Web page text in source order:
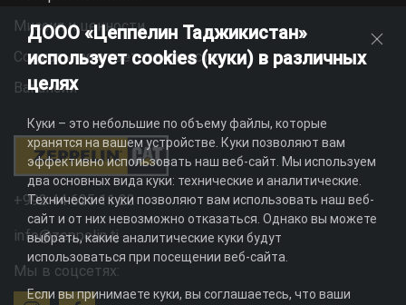
Миссия и ценности
Социальная ответственность
Вакансии
+992 44 625 11 22
info@zeppelin.tj
Мы в соцсетях:
ДООО «Цеппелин Таджикистан»
использует cookies (куки) в различных
целях
Куки – это небольшие по объему файлы, которые
хранятся на вашем устройстве. Куки позволяют вам
эффективно использовать наш веб-сайт. Мы используем
два основных вида куки: технические и аналитические.
Технические куки позволяют вам использовать наш веб-
сайт и от них невозможно отказаться. Однако вы можете
выбрать, какие аналитические куки будут
использоваться при посещении веб-сайта.
Если вы принимаете куки, вы соглашаетесь, что ваши